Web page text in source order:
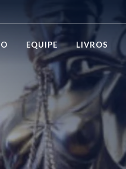
EQUIPE LIVROS